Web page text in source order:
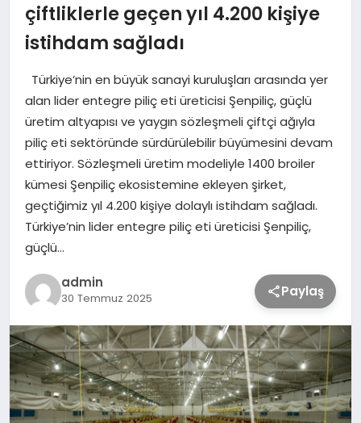
SPOR
TEKNOLOJİ
SAĞLIK
MAGAZİN
çiftliklerle geçen yıl 4.200 kişiye
istihdam sağladı
Türkiye’nin en büyük sanayi kuruluşları arasında yer
alan lider entegre piliç eti üreticisi Şenpiliç, güçlü
üretim altyapısı ve yaygın sözleşmeli çiftçi ağıyla
piliç eti sektöründe sürdürülebilir büyümesini devam
ettiriyor. Sözleşmeli üretim modeliyle 1400 broiler
kümesi Şenpiliç ekosistemine ekleyen şirket,
geçtiğimiz yıl 4.200 kişiye dolaylı istihdam sağladı.
Türkiye’nin lider entegre piliç eti üreticisi Şenpiliç,
güçlü…
admin
30 Temmuz 2025 Paylaş